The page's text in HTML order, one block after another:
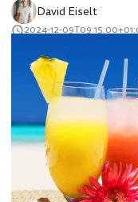
David Eiselt
2024-12-